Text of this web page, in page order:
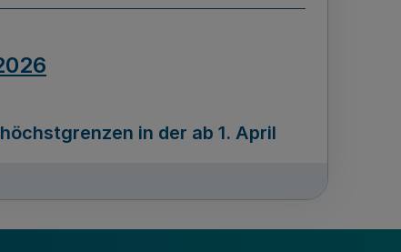
in der ab 1. April